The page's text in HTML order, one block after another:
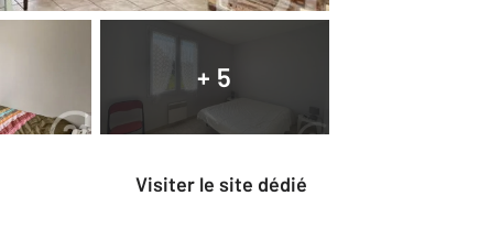
+ 5
Visiter le site dédié